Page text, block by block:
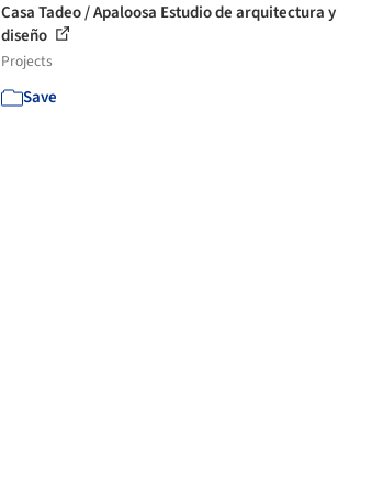
Casa Tadeo / Apaloosa Estudio de arquitectura y
diseño
Projects
Save